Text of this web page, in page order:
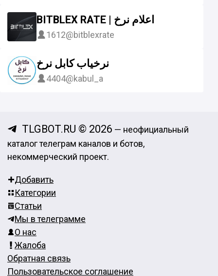
BITBLEX RATE | اعلام نرخ
1612@bitblexrate
نرخیاب کابل نرخ
4404@kabul_a
TLGBOT.RU © 2026 — неофициальный
каталог телеграм каналов и ботов,
некоммерческий проект.
Добавить
Категории
Статьи
Мы в телеграмме
О нас
Жалоба
Обратная связь
Пользовательское соглашение